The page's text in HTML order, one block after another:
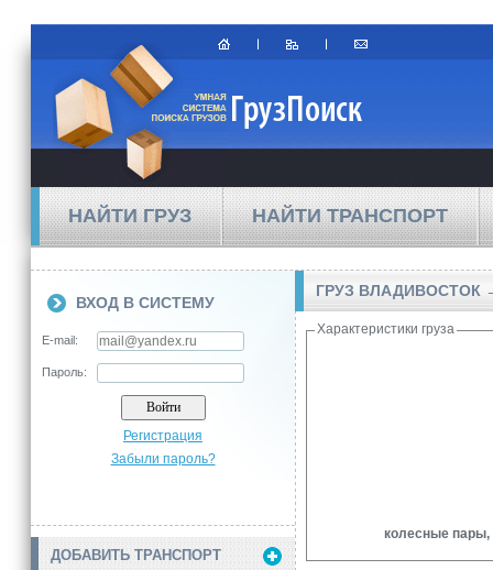
НАЙТИ ГРУЗ НАЙТИ ТРАНСПОРТ
ВХОД В СИСТЕМУ
E-mail:
Пароль:
Регистрация
Забыли пароль?
ДОБАВИТЬ ТРАНСПОРТ
ГРУЗ ВЛАДИВОСТОК
Характеристики груза
колесные пары,